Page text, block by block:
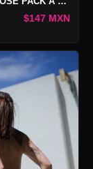
$147 MXN